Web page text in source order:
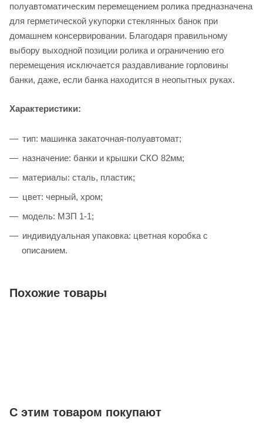
полуавтоматическим перемещением ролика предназначена
для герметической укупорки стеклянных банок при
домашнем консервировании. Благодаря правильному
выбору выходной позиции ролика и ограничению его
перемещения исключается раздавливание горловины
банки, даже, если банка находится в неопытных руках.
Характеристики:
тип: машинка закаточная-полуавтомат;
назначение: банки и крышки СКО 82мм;
материалы: сталь, пластик;
цвет: черный, хром;
модель: МЗП 1-1;
индивидуальная упаковка: цветная коробка с
описанием.
Похожие товары
С этим товаром покупают